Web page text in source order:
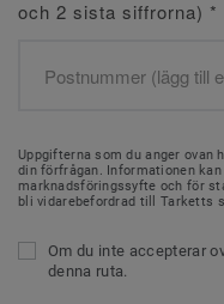
och 2 sista siffrorna) *
Uppgifterna som du anger ovan
din förfrågan. Informationen
marknadsföringssyfte och för
bli vidarebefordrad till Tarketts
Om du inte accepterar
denna ruta.